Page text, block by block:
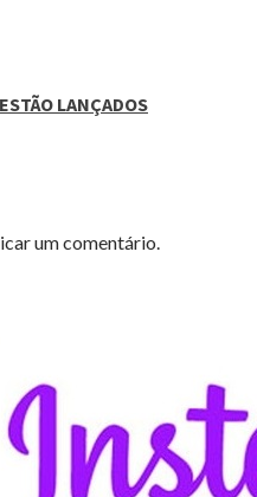
LANÇADOS
um comentário.